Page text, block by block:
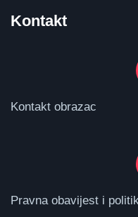
Kontakt
Kontakt obrazac
Pravna obavijest i